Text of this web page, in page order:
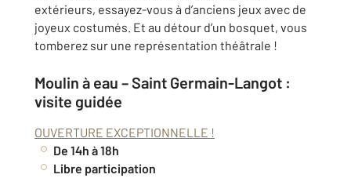
extérieurs, essayez-vous à d’anciens jeux avec de
joyeux costumés. Et au détour d’un bosquet, vous
tomberez sur une représentation théâtrale !
Moulin à eau – Saint Germain-Langot :
visite guidée
OUVERTURE EXCEPTIONNELLE !
De 14h à 18h
Libre participation